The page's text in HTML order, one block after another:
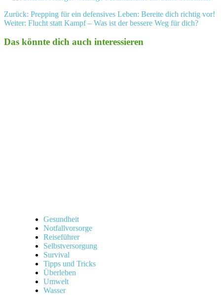
Beitragsnavigation
Zurück: Prepping für ein defensives Leben: Bereite dich richtig vor!
Weiter: Flucht statt Kampf – Was ist der bessere Weg für dich?
Das könnte dich auch interessieren
Gesundheit
Notfallvorsorge
Reiseführer
Selbstversorgung
Survival
Tipps und Tricks
Überleben
Umwelt
Wasser